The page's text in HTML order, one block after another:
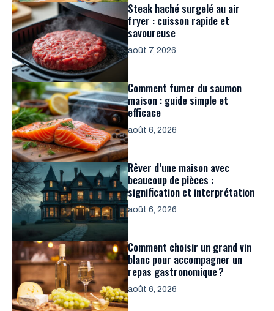
Steak haché surgelé au air
fryer : cuisson rapide et
savoureuse
août 7, 2026
Comment fumer du saumon
maison : guide simple et
efficace
août 6, 2026
Rêver d’une maison avec
beaucoup de pièces :
signification et interprétation
août 6, 2026
Comment choisir un grand vin
blanc pour accompagner un
repas gastronomique ?
août 6, 2026